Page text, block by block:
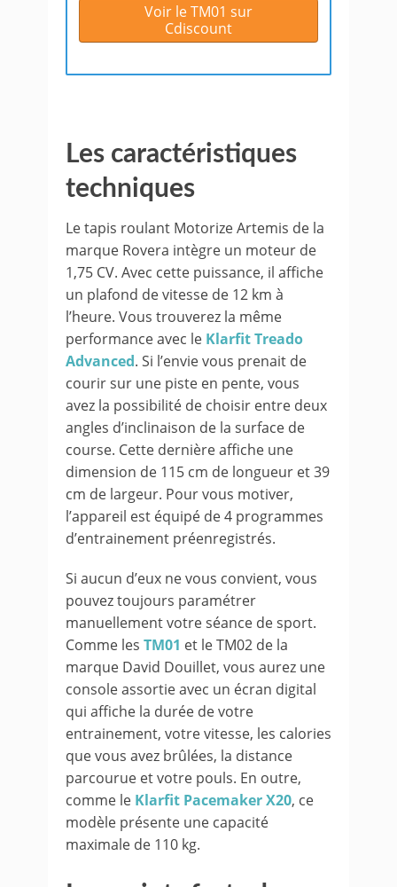
Voir le TM01 sur
Cdiscount
Les caractéristiques
techniques
Le tapis roulant Motorize Artemis de la
marque Rovera intègre un moteur de
1,75 CV. Avec cette puissance, il affiche
un plafond de vitesse de 12 km à
l’heure. Vous trouverez la même
performance avec le Klarfit Treado
Advanced. Si l’envie vous prenait de
courir sur une piste en pente, vous
avez la possibilité de choisir entre deux
angles d’inclinaison de la surface de
course. Cette dernière affiche une
dimension de 115 cm de longueur et 39
cm de largeur. Pour vous motiver,
l’appareil est équipé de 4 programmes
d’entrainement préenregistrés.
Si aucun d’eux ne vous convient, vous
pouvez toujours paramétrer
manuellement votre séance de sport.
Comme les TM01 et le TM02 de la
marque David Douillet, vous aurez une
console assortie avec un écran digital
qui affiche la durée de votre
entrainement, votre vitesse, les calories
que vous avez brûlées, la distance
parcourue et votre pouls. En outre,
comme le Klarfit Pacemaker X20, ce
modèle présente une capacité
maximale de 110 kg.